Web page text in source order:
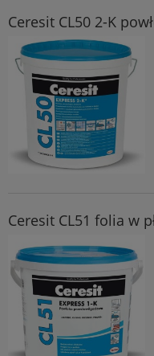
Ceresit CL50 2-K
Ceresit CL51 folia w